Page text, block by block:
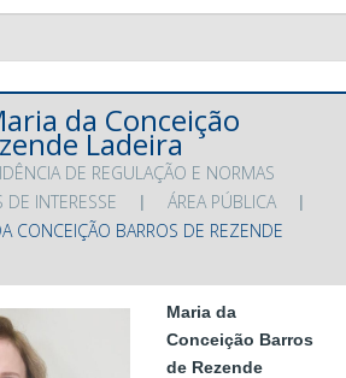
da Conceição
Ladeira
DE REGULAÇÃO E NORMAS
DE INTERESSE
ÁREA PÚBLICA
CONCEIÇÃO BARROS DE REZENDE
Maria da
Conceição Barros
de Rezende